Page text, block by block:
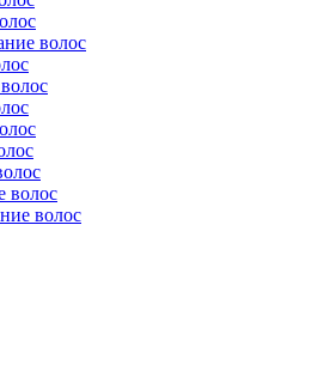
волос
волос
волос